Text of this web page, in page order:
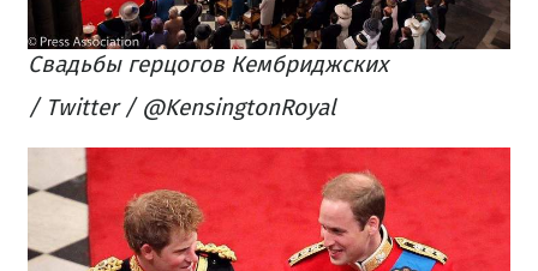
Свадьбы герцогов Кембриджских
/ Twitter / @KensingtonRoyal